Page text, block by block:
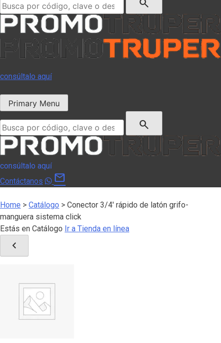
consúltalo aquí
Primary Menu
search
consúltalo aquí
Contáctanos
mail
Home > Catálogo > Conector 3/4′ rápido de latón grifo-
manguera sistema click
Estás en Catálogo Ir a Tienda en línea
chevron_left